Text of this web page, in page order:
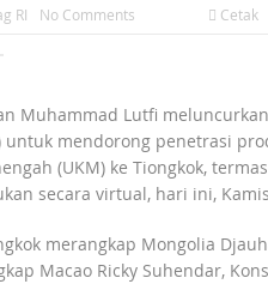
RI No Comments Cetak
Muhammad Lutfi meluncurkan
untuk mendorong penetrasi
(UKM) ke Tiongkok,
secara virtual, hari ini,
merangkap Mongolia
Macao Ricky Suhendar,